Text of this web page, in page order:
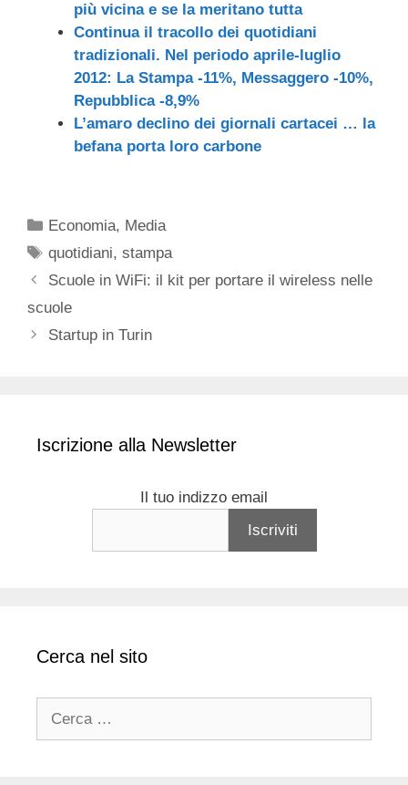
più vicina e se la meritano tutta
Continua il tracollo dei quotidiani
tradizionali. Nel periodo aprile-luglio
2012: La Stampa -11%, Messaggero -10%,
Repubblica -8,9%
L’amaro declino dei giornali cartacei … la
befana porta loro carbone
Categorie
Economia, Media
Tag
quotidiani,stampa
Scuole in WiFi: il kit per portare il wireless nelle
scuole
Startup in Turin
Iscrizione alla Newsletter
Il tuo indizzo email
Cerca nel sito